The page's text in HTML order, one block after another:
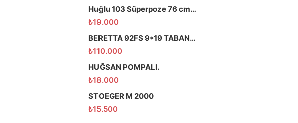
Huğlu 103 Süperpoze 76 cm namlu
₺19.000
BERETTA 92FS 9*19 TABANCA
₺110.000
HUĞSAN POMPALI.
₺18.000
STOEGER M 2000
₺15.500